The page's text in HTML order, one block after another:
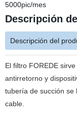
5000pic/mes
Descripción
Descripción del
El filtro FOREDE
antirretorno y
tubería de succión se
cable.